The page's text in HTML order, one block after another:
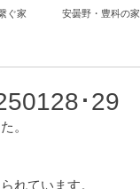
ぐ家 安曇野・豊科の家
･29
。
れています。